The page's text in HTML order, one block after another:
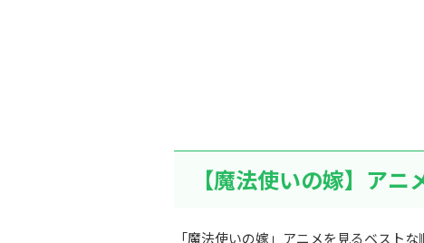
【魔法使いの嫁】アニ
「魔法使いの嫁」アニメを見るベスト